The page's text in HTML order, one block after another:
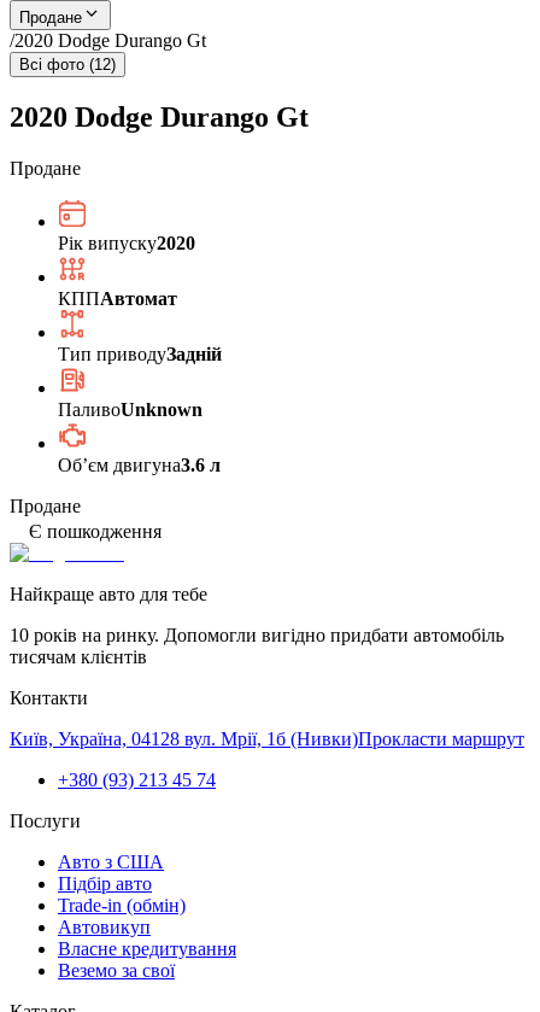
Продане
/2020 Dodge Durango Gt
Всі фото (12)
2020 Dodge Durango Gt
Продане
Рік випуску2020
КППАвтомат
Тип приводуЗадній
ПаливоUnknown
Обʼєм двигуна3.6 л
Продане
Є пошкодження
Найкраще авто для тебе
10 років на ринку. Допомогли вигідно придбати автомобіль
тисячам клієнтів
Контакти
Київ, Україна, 04128 вул. Мрії, 1б (Нивки)Прокласти маршрут
+380 (93) 213 45 74
Послуги
Авто з США
Підбір авто
Trade-in (обмін)
Автовикуп
Власне кредитування
Веземо за свої